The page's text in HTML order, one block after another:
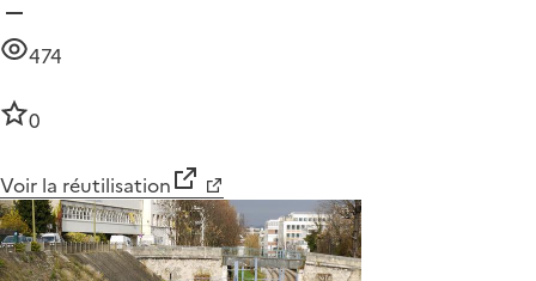
474
0
Voir la réutilisation